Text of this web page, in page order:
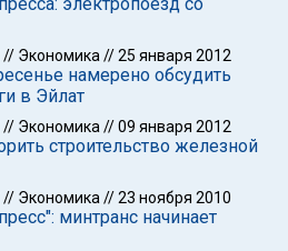
// Экономика //25 января 2012
намерено обсудить
в Эйлат
// Экономика //09 января 2012
строительство железной
// Экономика //23 ноября 2010
минтранс начинает